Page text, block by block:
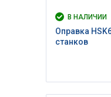
В НАЛИЧИИ
Оправка
станков